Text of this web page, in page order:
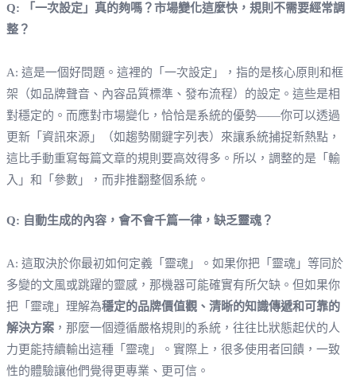
Q: 「一次設定」真的夠嗎？市場變化這麼快，規則不需要經常調
整？
A: 這是一個好問題。這裡的「一次設定」，指的是核心原則和框
架（如品牌聲音、內容品質標準、發布流程）的設定。這些是相
對穩定的。而應對市場變化，恰恰是系統的優勢——你可以透過
更新「資訊來源」（如趨勢關鍵字列表）來讓系統捕捉新熱點，
這比手動重寫每篇文章的規則要高效得多。所以，調整的是「輸
入」和「參數」，而非推翻整個系統。
Q: 自動生成的內容，會不會千篇一律，缺乏靈魂？
A: 這取決於你最初如何定義「靈魂」。如果你把「靈魂」等同於
多變的文風或跳躍的靈感，那機器可能確實有所欠缺。但如果你
把「靈魂」理解為穩定的品牌價值觀、清晰的知識傳遞和可靠的
解決方案 ，那麼一個遵循嚴格規則的系統，往往比狀態起伏的人
力更能持續輸出這種「靈魂」。實際上，很多使用者回饋，一致
性的體驗讓他們覺得更專業、更可信。